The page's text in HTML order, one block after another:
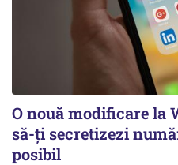
O nouă modificare la
să-ți secretizezi
posibil